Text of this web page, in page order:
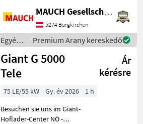
Perkins motorral, kb. 7250
kg saját tömeggel,
hidrosztatikus hajtással, 20
km/h (opcionál
MAUCH Gesellschaft m.b.H. & Co.KG
5274 Burgkirchen
Egyéb
mezőgazdasági
erőgépek
/
Weidemann
Premium Arany kereskedő
Giant G 5000
Tele
Ár
kérésre
75 LE/55 kW Gy. év 2026
1 h
Besuchen sie uns im Giant-
Hoflader-Center NÖ -